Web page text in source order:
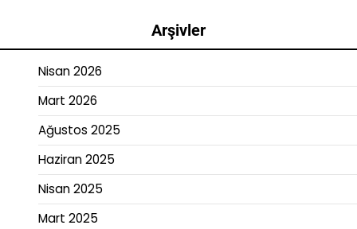
Arşivler
Nisan 2026
Mart 2026
Ağustos 2025
Haziran 2025
Nisan 2025
Mart 2025